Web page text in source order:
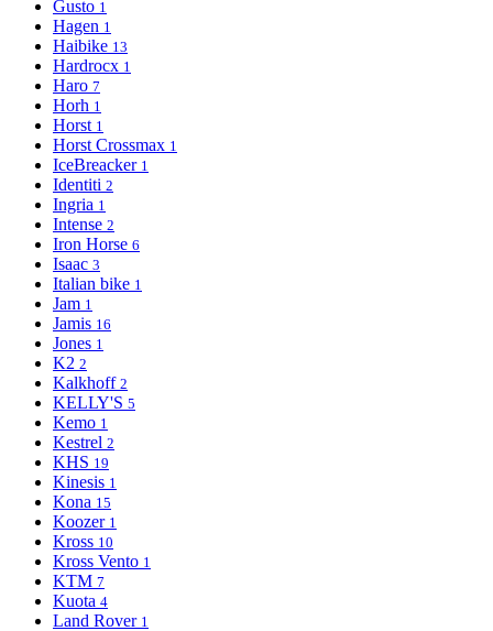
Gusto 1
Hagen 1
Haibike 13
Hardrocx 1
Haro 7
Horh 1
Horst 1
Horst Crossmax 1
IceBreacker 1
Identiti 2
Ingria 1
Intense 2
Iron Horse 6
Isaac 3
Italian bike 1
Jam 1
Jamis 16
Jones 1
K2 2
Kalkhoff 2
KELLY'S 5
Kemo 1
Kestrel 2
KHS 19
Kinesis 1
Kona 15
Koozer 1
Kross 10
Kross Vento 1
KTM 7
Kuota 4
Land Rover 1